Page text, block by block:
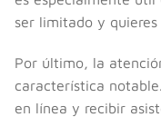
ser limitado y
Por último, la
característica
en línea y recibir